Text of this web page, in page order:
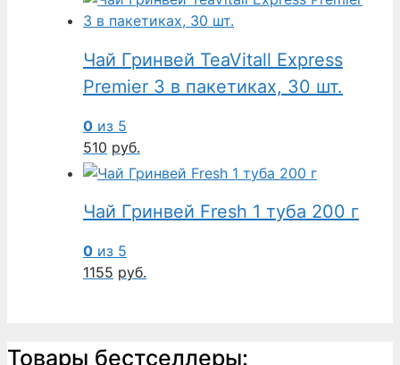
Чай Гринвей TeaVitall Express
Premier 3 в пакетиках, 30 шт.
0 из 5
510 руб.
Чай Гринвей Fresh 1 туба 200 г
0 из 5
1155 руб.
Товары бестселлеры: